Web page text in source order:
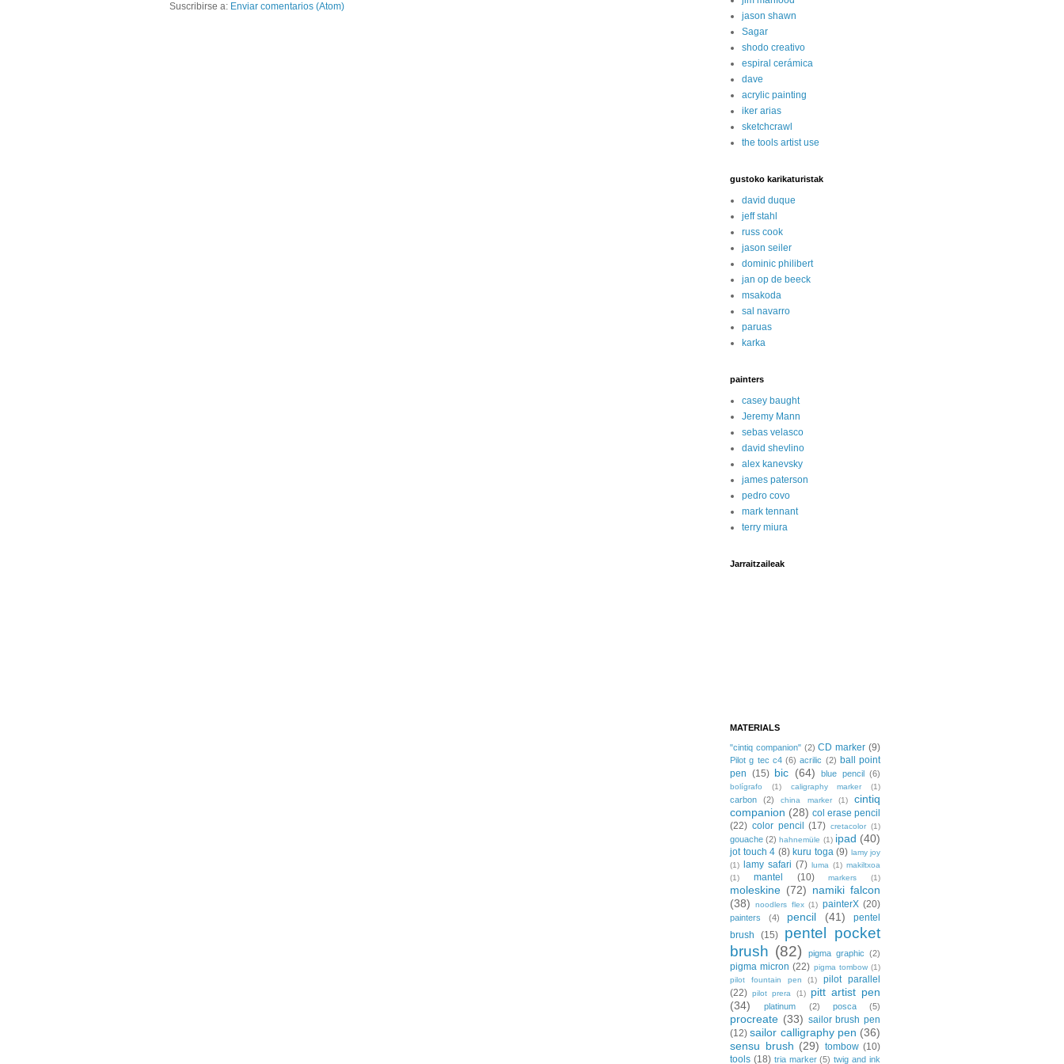
Suscribirse a: Enviar comentarios (Atom)
jason shawn
Sagar
shodo creativo
espiral cerámica
dave
acrylic painting
iker arias
sketchcrawl
the tools artist use
gustoko karikaturistak
david duque
jeff stahl
russ cook
jason seiler
dominic philibert
jan op de beeck
msakoda
sal navarro
paruas
karka
painters
casey baught
Jeremy Mann
sebas velasco
david shevlino
alex kanevsky
james paterson
pedro covo
mark tennant
terry miura
Jarraitzaileak
MATERIALS
"cintiq companion" (2) CD marker (9)
Pilot g tec c4 (6) acrilic (2) ball point
pen (15) bic (64) blue pencil (6)
bolígrafo (1) caligraphy marker (1)
carbon (2) china marker (1)
cintiq
companion (28) col erase pencil
(22) color pencil (17) cretacolor (1)
gouache (2) hahnemüle (1) ipad (40)
jot touch 4 (8) kuru toga (9) lamy joy
(1) lamy safari (7) luma (1) makiltxoa
(1)
mantel (10) markers (1)
moleskine (72) namiki falcon
(38)
noodlers flex (1) painterX (20)
painters (4) pencil (41)
pentel
brush
(15)
pentel pocket
brush (82) pigma graphic (2)
pigma micron (22) pigma tombow (1)
pilot fountain pen
(1)
pilot parallel
(22) pilot prera (1)
pitt artist pen
(34)
platinum (2) posca (5)
procreate (33) sailor brush pen
(12) sailor calligraphy pen (36)
sensu brush (29) tombow (10)
tools (18) tria marker (5) twig and ink